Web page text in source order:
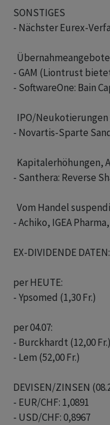
SONSTIGES
- Nächster Eurex-
- GAM (Liontrust
- SoftwareOne: Bain
IPO/Neukotierungen
- Novartis-Sparte
Kapitalerhöhungen,
- Santhera: Reverse
Vom Handel
- Achiko, IGEA
EX-DIVIDENDE DATEN:
per HEUTE:
- Ypsomed (1,30 Fr.)
per 04.07:
- Burckhardt (12,00 Fr.)
- Lem (52,00 Fr.)
DEVISEN/ZINSEN
- EUR/CHF: 1,0891
- USD/CHF: 0,8967